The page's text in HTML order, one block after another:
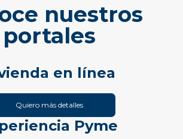
nuestros
portales
en línea
Quiero más detalles
Pyme